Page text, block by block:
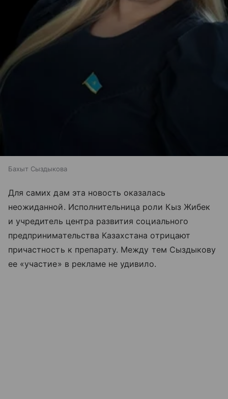
Бахыт Сыздыкова
Для самих дам эта новость оказалась
неожиданной. Исполнительница роли Кыз Жибек
и учредитель центра развития социального
предпринимательства Казахстана отрицают
причастность к препарату. Между тем Сыздыкову
ее «участие» в рекламе не удивило.